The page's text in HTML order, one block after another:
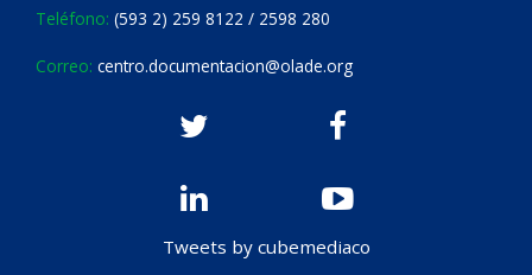
Teléfono: (593 2) 259 8122 / 2598 280
Correo: centro.documentacion@olade.org
Tweets by cubemediaco